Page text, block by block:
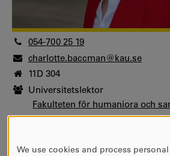
054-700 25 19
charlotte.baccman@kau.se
11D 304
Universitetslektor
Fakulteten för humaniora och
Centrum för tjänsteforskning
Fakulteten för humaniora och
We use cookies and process